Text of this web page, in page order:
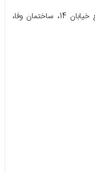
تهران، خیابان ولنجک، تقاطع خیابان 14، ساختمان وفا،